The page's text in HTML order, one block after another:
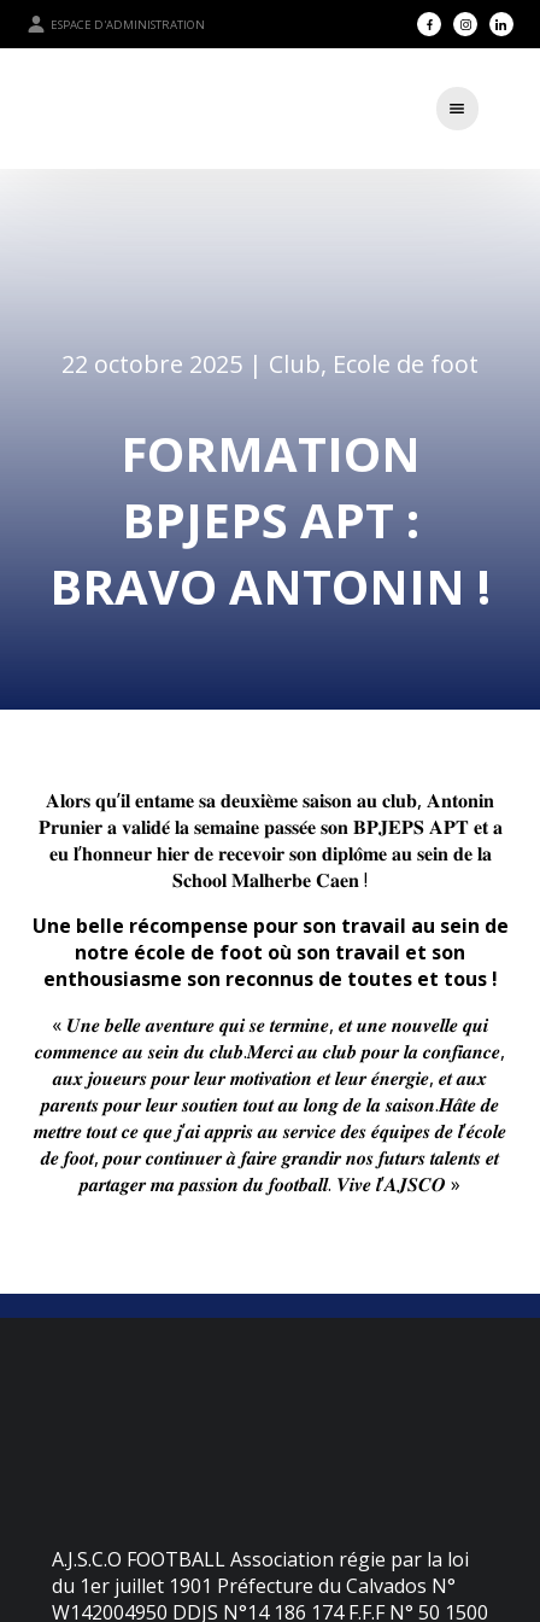
ESPACE D'ADMINISTRATION
22 octobre 2025 | Club, Ecole de foot
FORMATION
BPJEPS APT :
BRAVO ANTONIN !
𝐀𝐥𝐨𝐫𝐬 𝐪𝐮’𝐢𝐥𝐞𝐧𝐭𝐚𝐦𝐞 𝐬𝐚 𝐝𝐞𝐮𝐱𝐢𝐞̀𝐦𝐞 𝐬𝐚𝐢𝐬𝐨𝐧 𝐚𝐮 𝐜𝐥𝐮𝐛, 𝐀𝐧𝐭𝐨𝐧𝐢𝐧
𝐏𝐫𝐮𝐧𝐢𝐞𝐫 𝐚 𝐯𝐚𝐥𝐢𝐝𝐞́ 𝐥𝐚 𝐬𝐞𝐦𝐚𝐢𝐧𝐞 𝐩𝐚𝐬𝐬𝐞́𝐞 𝐬𝐨𝐧 𝐁𝐏𝐉𝐄𝐏𝐒 𝐀𝐏𝐓 𝐞𝐭 𝐚
𝐞𝐮 𝐥’𝐡𝐨𝐧𝐧𝐞𝐮𝐫 𝐡𝐢𝐞𝐫 𝐝𝐞 𝐫𝐞𝐜𝐞𝐯𝐨𝐢𝐫 𝐬𝐨𝐧 𝐝𝐢𝐩𝐥𝐨̂𝐦𝐞 𝐚𝐮 𝐬𝐞𝐢𝐧 𝐝𝐞 𝐥𝐚
𝐒𝐜𝐡𝐨𝐨𝐥 𝐌𝐚𝐥𝐡𝐞𝐫𝐛𝐞 𝐂𝐚𝐞𝐧 !
Une belle récompense pour son travail au sein de
notre école de foot où son travail et son
enthousiasme son reconnus de toutes et tous !
« 𝑼𝒏𝒆 𝒃𝒆𝒍𝒍𝒆 𝒂𝒗𝒆𝒏𝒕𝒖𝒓𝒆 𝒒𝒖𝒊 𝒔𝒆 𝒕𝒆𝒓𝒎𝒊𝒏𝒆, 𝒆𝒕 𝒖𝒏𝒆 𝒏𝒐𝒖𝒗𝒆𝒍𝒍𝒆 𝒒𝒖𝒊
𝒄𝒐𝒎𝒎𝒆𝒏𝒄𝒆 𝒂𝒖 𝒔𝒆𝒊𝒏 𝒅𝒖 𝒄𝒍𝒖𝒃.𝑴𝒆𝒓𝒄𝒊 𝒂𝒖 𝒄𝒍𝒖𝒃 𝒑𝒐𝒖𝒓 𝒍𝒂 𝒄𝒐𝒏𝒇𝒊𝒂𝒏𝒄𝒆,
𝒂𝒖𝒙 𝒋𝒐𝒖𝒆𝒖𝒓𝒔 𝒑𝒐𝒖𝒓 𝒍𝒆𝒖𝒓 𝒎𝒐𝒕𝒊𝒗𝒂𝒕𝒊𝒐𝒏 𝒆𝒕 𝒍𝒆𝒖𝒓 𝒆́𝒏𝒆𝒓𝒈𝒊𝒆, 𝒆𝒕 𝒂𝒖𝒙
𝒑𝒂𝒓𝒆𝒏𝒕𝒔 𝒑𝒐𝒖𝒓 𝒍𝒆𝒖𝒓 𝒔𝒐𝒖𝒕𝒊𝒆𝒏 𝒕𝒐𝒖𝒕 𝒂𝒖 𝒍𝒐𝒏𝒈 𝒅𝒆 𝒍𝒂 𝒔𝒂𝒊𝒔𝒐𝒏.𝑯𝒂̂𝒕𝒆 𝒅𝒆
𝒎𝒆𝒕𝒕𝒓𝒆 𝒕𝒐𝒖𝒕 𝒄𝒆 𝒒𝒖𝒆 𝒋’𝒂𝒊 𝒂𝒑𝒑𝒓𝒊𝒔 𝒂𝒖 𝒔𝒆𝒓𝒗𝒊𝒄𝒆 𝒅𝒆𝒔 𝒆́𝒒𝒖𝒊𝒑𝒆𝒔 𝒅𝒆 𝒍’𝒆́𝒄𝒐𝒍𝒆
𝒅𝒆 𝒇𝒐𝒐𝒕, 𝒑𝒐𝒖𝒓 𝒄𝒐𝒏𝒕𝒊𝒏𝒖𝒆𝒓 𝒂̀ 𝒇𝒂𝒊𝒓𝒆 𝒈𝒓𝒂𝒏𝒅𝒊𝒓 𝒏𝒐𝒔 𝒇𝒖𝒕𝒖𝒓𝒔 𝒕𝒂𝒍𝒆𝒏𝒕𝒔 𝒆𝒕
𝒑𝒂𝒓𝒕𝒂𝒈𝒆𝒓 𝒎𝒂 𝒑𝒂𝒔𝒔𝒊𝒐𝒏 𝒅𝒖 𝒇𝒐𝒐𝒕𝒃𝒂𝒍𝒍. 𝑽𝒊𝒗𝒆 𝒍’𝑨𝑱𝑺𝑪𝑶 »
A.J.S.C.O FOOTBALL Association régie par la loi
du 1er juillet 1901 Préfecture du Calvados N°
W142004950 DDJS N°14 186 174 F.F.F N° 50 1500